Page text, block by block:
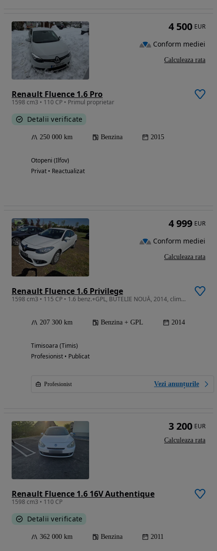
Renault Fluence 1.6 Pro
1598 cm3 • 110 CP • Primul proprietar
Detalii verificate
250 000 km Benzina 2015
Otopeni (Ilfov)
Privat • Reactualizat
4 500 EUR
Conform mediei
Calculeaza rata
Renault Fluence 1.6 Privilege
1598 cm3 • 115 CP • 1.6 benz.+GPL, BUTELIE NOUĂ, 2014, climă,distribuție schimbată
207 300 km Benzina + GPL 2014
Timisoara (Timis)
Profesionist • Publicat
Profesionist Vezi anunțurile
4 999 EUR
Conform mediei
Calculeaza rata
Renault Fluence 1.6 16V Authentique
1598 cm3 • 110 CP
Detalii verificate
362 000 km Benzina 2011
3 200 EUR
Calculeaza rata